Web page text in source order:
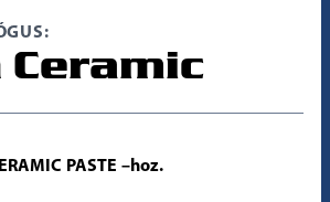
Ceramic
PASTE –hoz.